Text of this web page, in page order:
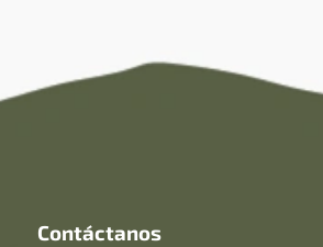
Contáctanos